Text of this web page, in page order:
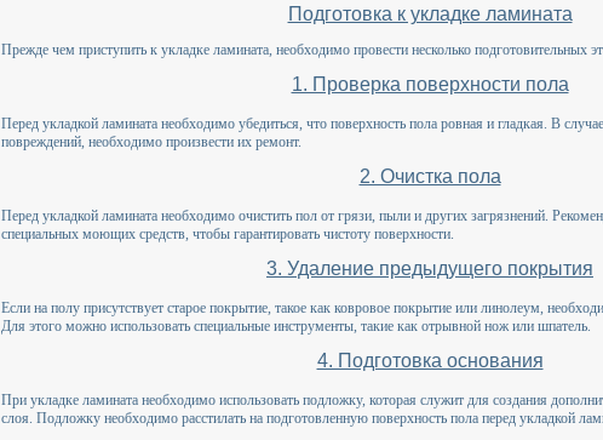
Подготовка к укладке ламината
Прежде чем приступить к укладке ламината, необходимо провести несколько подготовительных
1. Проверка поверхности пола
Перед укладкой ламината необходимо убедиться, что поверхность пола ровная и гладкая. В
повреждений, необходимо произвести их ремонт.
2. Очистка пола
Перед укладкой ламината необходимо очистить пол от грязи, пыли и других загрязнений.
специальных моющих средств, чтобы гарантировать чистоту поверхности.
3. Удаление предыдущего покрытия
Если на полу присутствует старое покрытие, такое как ковровое покрытие или линолеум,
Для этого можно использовать специальные инструменты, такие как отрывной нож или шпатель.
4. Подготовка основания
При укладке ламината необходимо использовать подложку, которая служит для создания
слоя. Подложку необходимо расстилать на подготовленную поверхность пола перед укладкой